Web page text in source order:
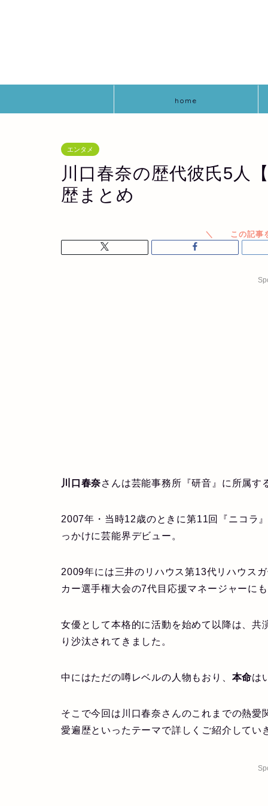
home
エンタメ
川口春奈の歴代彼氏5人
歴まとめ
川口春奈さんは芸能事務所『研音』に所属す
2007年・当時12歳のときに第11回『ニコラ
っかけに芸能界デビュー。
2009年には三井のリハウス第13代リハウス
カー選手権大会の7代目応援マネージャーに
女優として本格的に活動を始めて以降は、共
り沙汰されてきました。
中にはただの噂レベルの人物もおり、 本命は
そこで今回は川口春奈さんのこれまでの熱
愛遍歴といったテーマで詳しくご紹介してい